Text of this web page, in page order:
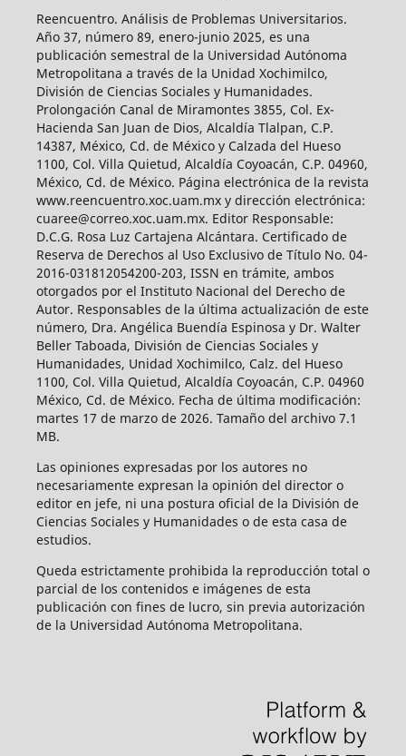
Reencuentro. Análisis de Problemas Universitarios.
Año 37, número 89, enero-junio 2025, es una
publicación semestral de la Universidad Autónoma
Metropolitana a través de la Unidad Xochimilco,
División de Ciencias Sociales y Humanidades.
Prolongación Canal de Miramontes 3855, Col. Ex-
Hacienda San Juan de Dios, Alcaldía Tlalpan, C.P.
14387, México, Cd. de México y Calzada del Hueso
1100, Col. Villa Quietud, Alcaldía Coyoacán, C.P. 04960,
México, Cd. de México. Página electrónica de la revista
www.reencuentro.xoc.uam.mx y dirección electrónica:
cuaree@correo.xoc.uam.mx. Editor Responsable:
D.C.G. Rosa Luz Cartajena Alcántara. Certificado de
Reserva de Derechos al Uso Exclusivo de Título No. 04-
2016-031812054200-203, ISSN en trámite, ambos
otorgados por el Instituto Nacional del Derecho de
Autor. Responsables de la última actualización de este
número, Dra. Angélica Buendía Espinosa y Dr. Walter
Beller Taboada, División de Ciencias Sociales y
Humanidades, Unidad Xochimilco, Calz. del Hueso
1100, Col. Villa Quietud, Alcaldía Coyoacán, C.P. 04960
México, Cd. de México. Fecha de última modificación:
martes 17 de marzo de 2026. Tamaño del archivo 7.1
MB.
Las opiniones expresadas por los autores no
necesariamente expresan la opinión del director o
editor en jefe, ni una postura oficial de la División de
Ciencias Sociales y Humanidades o de esta casa de
estudios.
Queda estrictamente prohibida la reproducción total o
parcial de los contenidos e imágenes de esta
publicación con fines de lucro, sin previa autorización
de la Universidad Autónoma Metropolitana.